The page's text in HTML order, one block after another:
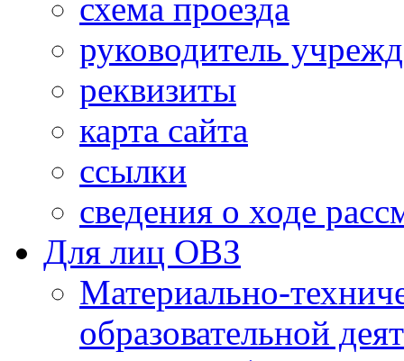
схема проезда
руководитель
реквизиты
карта сайта
ссылки
сведения о ходе
Для лиц ОВЗ
Материально-
образовательной